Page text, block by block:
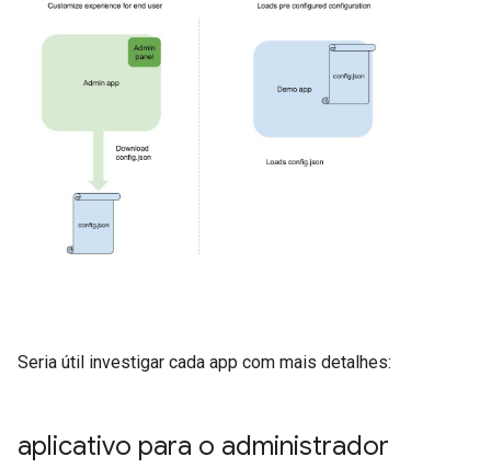
Seria útil investigar cada app com mais detalhes:
aplicativo para o administrador